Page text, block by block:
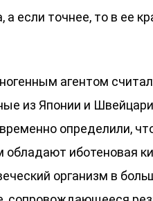
если точнее, то в ее
агентом
из Японии и
определили,
иботеновая
организм в